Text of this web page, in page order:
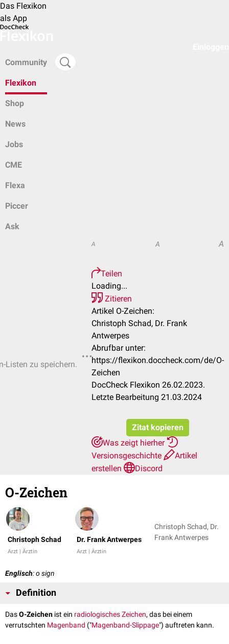
Das Flexikon
als App
Community
Flexikon
Shop
News
Jobs
CME
Flexa
Piccer
Ask
Listen zu speichern.
A A A
Teilen
Loading...
Zitieren
Artikel O-Zeichen:
Christoph Schad, Dr. Frank
Antwerpes
Abrufbar unter:
https://flexikon.doccheck.com/de/O-
Zeichen
DocCheck Flexikon 26.02.2023.
Letzte Bearbeitung 21.03.2024
Zitat kopieren
Was zeigt hierher
Versionsgeschichte
Artikel
erstellen
Discord
O-Zeichen
Christoph Schad
Arzt | Ärztin
Dr. Frank Antwerpes
Arzt | Ärztin
Christoph Schad, Dr.
Frank Antwerpes
Englisch: o sign
Definition
DasO-Zeichen ist ein radiologisches Zeichen, das bei einem
verrutschten Magenband ("Magenband-Slippage") auftreten kann.